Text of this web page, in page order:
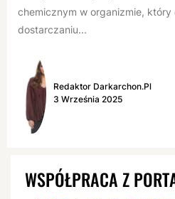
chemicznym w organizmie,
dostarczaniu...
Redaktor Darkarchon.pl
3 Września 2025
WSPÓŁPRACA Z